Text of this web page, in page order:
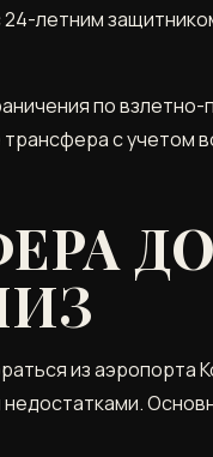
летним
по
с учетом
из аэропорта